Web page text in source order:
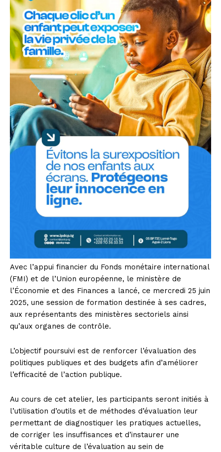
Avec l’appui financier du Fonds monétaire international
(FMI) et de l’Union européenne, le ministère de
l’Économie et des Finances a lancé, ce mercredi 25 juin
2025, une session de formation destinée à ses cadres,
aux représentants des ministères sectoriels ainsi
qu’aux organes de contrôle.
L’objectif poursuivi est de renforcer l’évaluation des
politiques publiques et des budgets afin d’améliorer
l’efficacité de l’action publique.
Au cours de cet atelier, les participants seront initiés à
l’utilisation d’outils et de méthodes d’évaluation leur
permettant de diagnostiquer les pratiques actuelles,
de corriger les insuffisances et d’instaurer une
véritable culture de l’évaluation au sein de